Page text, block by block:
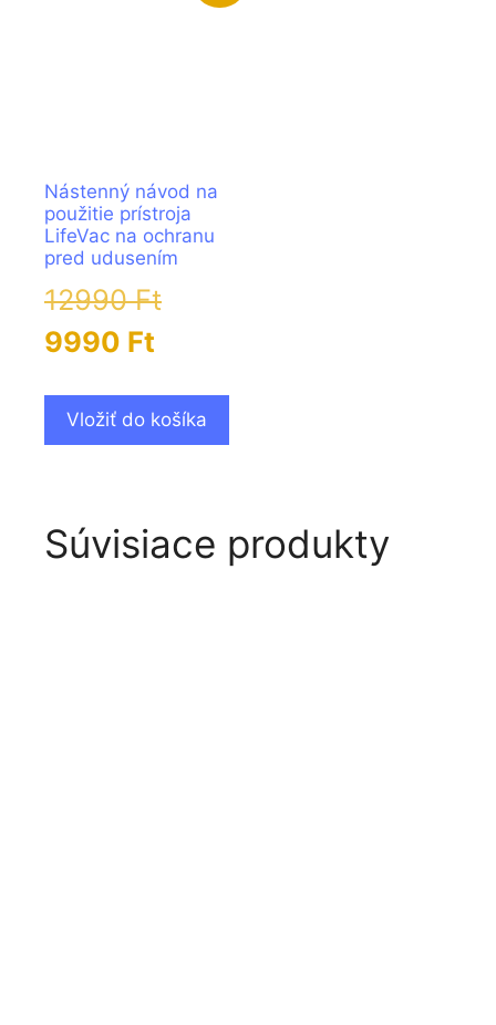
Nástenný návod na
použitie prístroja
LifeVac na ochranu
pred udusením
12990Ft
9990 Ft
Vložiť do košíka
Súvisiace produkty